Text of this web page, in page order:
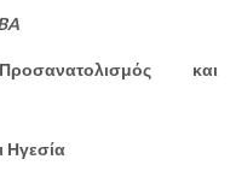
και
Ηγεσία